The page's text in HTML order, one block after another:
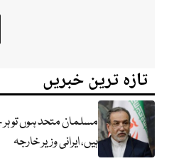
تازہ ترین خبریں
مسلمان متحد ہوں تو
ہیں، ایرانی وزیر خارجہ